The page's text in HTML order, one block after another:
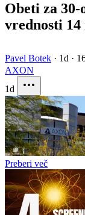
Obeti za
vrednosti
Pavel Botek · 1d ·
AXON
1d
Preberi več